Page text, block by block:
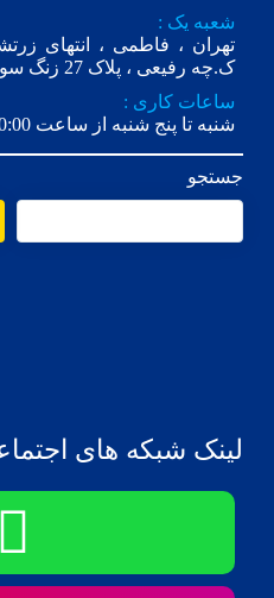
شعبه یک :
تهران ، فاطمی ، انتهای
ک.چه رفیعی ، پلاک 27 زنگ سوم
ساعات کاری :
شنبه تا پنج شنبه از ساعت 10:00 تا ساعت 16:00
جستجو
لینک شبکه های